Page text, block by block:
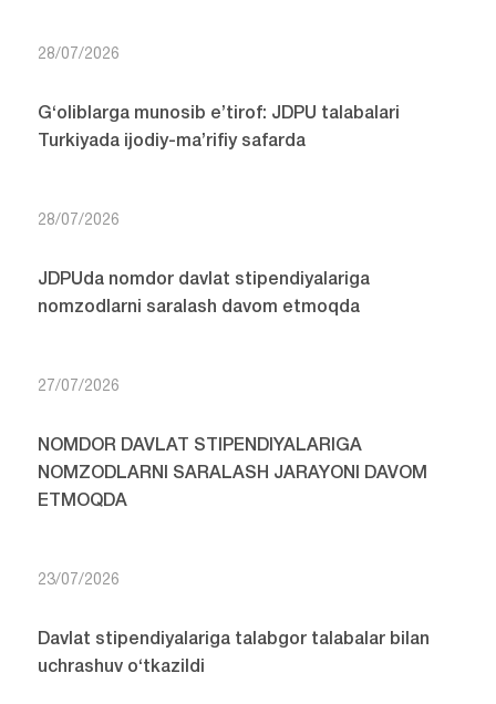
28/07/2026
G‘oliblarga munosib e’tirof: JDPU talabalari
Turkiyada ijodiy-ma’rifiy safarda
28/07/2026
JDPUda nomdor davlat stipendiyalariga
nomzodlarni saralash davom etmoqda
27/07/2026
NOMDOR DAVLAT STIPENDIYALARIGA
NOMZODLARNI SARALASH JARAYONI DAVOM
ETMOQDA
23/07/2026
Davlat stipendiyalariga talabgor talabalar bilan
uchrashuv o‘tkazildi